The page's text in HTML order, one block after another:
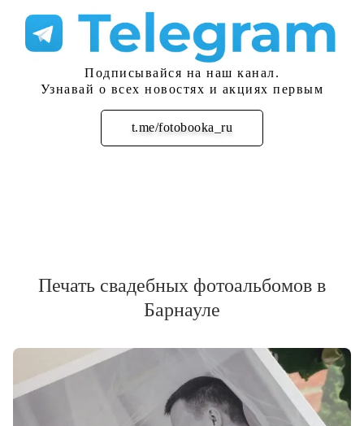
Подписывайся на наш канал.
Узнавай о всех новостях и акциях первым
t.me/fotobooka_ru
Подписаться
Печать свадебных фотоальбомов в
Барнауле